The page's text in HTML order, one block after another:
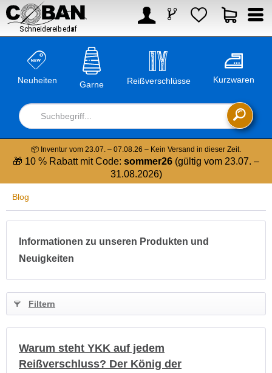
 

Neuheiten Garne

Reißverschlüsse Kurzwaren
📦 Inventur vom 23.07. – 07.08.26 – Kein Versand in dieser Zeit.
🎁 10 % Rabatt mit Code: sommer26 (gültig vom 23.07. –
31.08.2026)
Blog
Informationen zu unseren Produkten und
Neuigkeiten
Filtern
Warum steht YKK auf jedem
Reißverschluss? Der König der